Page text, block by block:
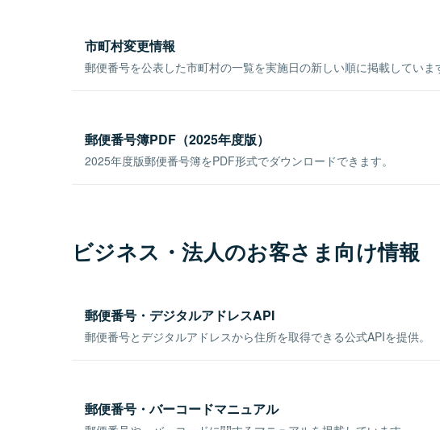
市町村変更情報
郵便番号を公表した市町村の一覧を実施日の新しい順に掲載していま
郵便番号簿PDF（2025年度版）
2025年度版郵便番号簿をPDF形式でダウンロードできます。
ビジネス・法人のお客さま向け情報
郵便番号・デジタルアドレスAPI
郵便番号とデジタルアドレスから住所を取得できる公式APIを提供。
郵便番号・バーコードマニュアル